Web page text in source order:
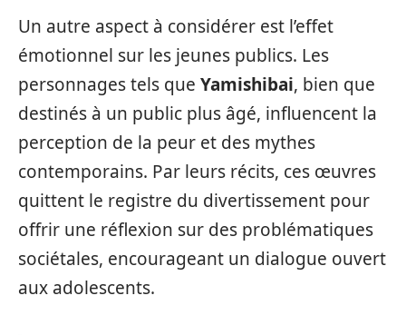
Un autre aspect à considérer est l’effet
émotionnel sur les jeunes publics. Les
personnages tels que Yamishibai, bien que
destinés à un public plus âgé, influencent la
perception de la peur et des mythes
contemporains. Par leurs récits, ces œuvres
quittent le registre du divertissement pour
offrir une réflexion sur des problématiques
sociétales, encourageant un dialogue ouvert
aux adolescents.